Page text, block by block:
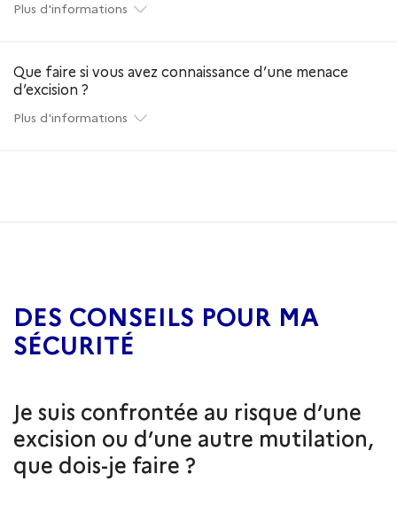
Plus d'informations
Que faire si vous avez connaissance d’une menace
d’excision ?
Plus d'informations
DES CONSEILS POUR MA
SÉCURITÉ
Je suis confrontée au risque d’une
excision ou d’une autre mutilation,
que dois-je faire ?